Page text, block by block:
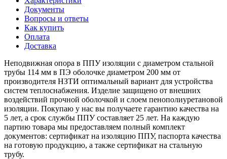
Документы
Вопросы и ответы
Как купить
Оплата
Доставка
Неподвижная опора в ППУ изоляции с диаметром стальной
трубы 114 мм в ПЭ оболочке диаметром 200 мм от
производителя НЗТИ оптимальный вариант для устройства
систем теплоснабжения. Изделие защищено от внешних
воздействий прочной оболочкой и слоем пенополиуретановой
изоляции. Покупаю у нас вы получаете гарантию качества на
5 лет, а срок службы ППУ составляет 25 лет. На каждую
партию товара мы предоставляем полный комплект
документов: сертификат на изоляцию ППУ, паспорта качества
на готовую продукцию, а также сертификат на стальную
трубу.